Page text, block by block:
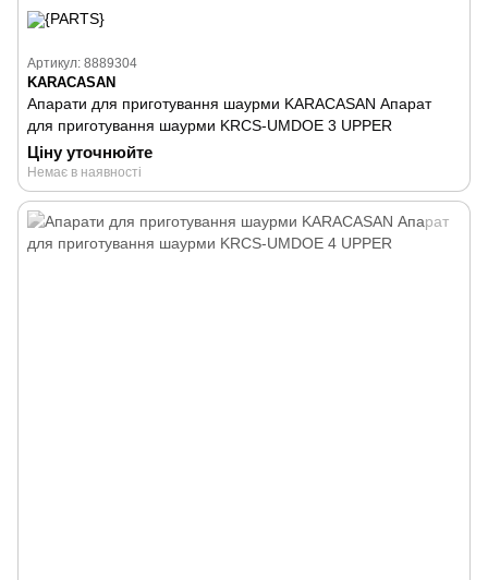
Артикул: 8889304
KARACASAN
Апарати для приготування шаурми KARACASAN Апарат
для приготування шаурми KRCS-UMDOE 3 UPPER
Ціну уточнюйте
Немає в наявності